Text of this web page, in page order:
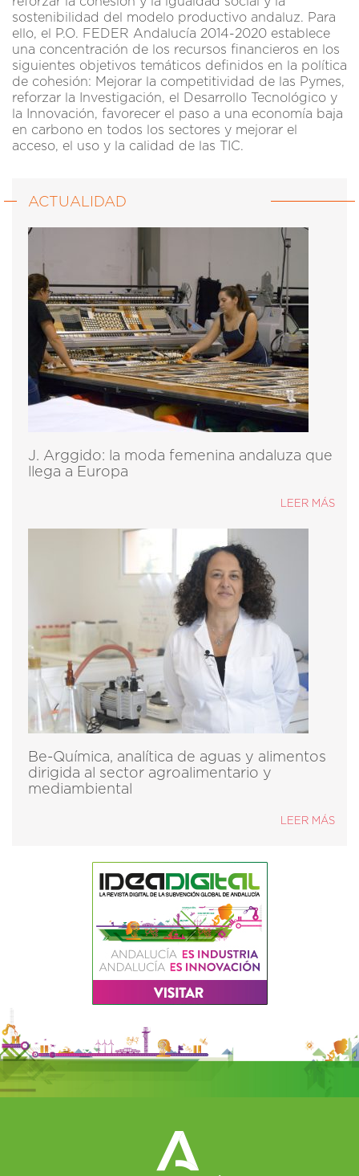
sostenibilidad del modelo productivo andaluz. Para
ello, el P.O. FEDER Andalucía 2014-2020 establece
una concentración de los recursos financieros en los
siguientes objetivos temáticos definidos en la política
de cohesión: Mejorar la competitividad de las Pymes,
reforzar la Investigación, el Desarrollo Tecnológico y
la Innovación, favorecer el paso a una economía baja
en carbono en todos los sectores y mejorar el
acceso, el uso y la calidad de las TIC.
ACTUALIDAD
J. Arggido: la moda femenina andaluza que
llega a Europa
LEER MÁS
Be-Química, analítica de aguas y alimentos
dirigida al sector agroalimentario y
mediambiental
LEER MÁS